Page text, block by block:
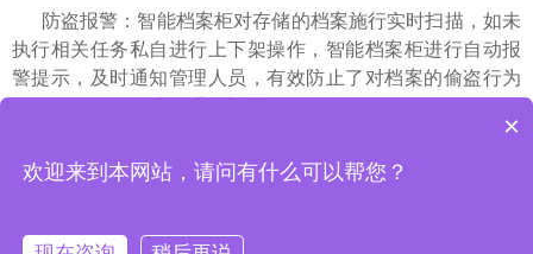
防盗报警：智能档案柜对存储的档案施行实时扫描，如未
执行相关任务私自进行上下架操作，智能档案柜进行自动报
警提示，及时通知管理人员，有效防止了对档案的偷盗行为
上一篇 : 人机交互系统人脸识别加密
×
欢迎来到本网站，请问有什么可以帮您？